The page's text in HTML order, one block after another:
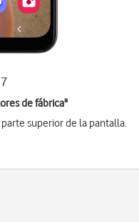
de fábrica"
superior de la pantalla.